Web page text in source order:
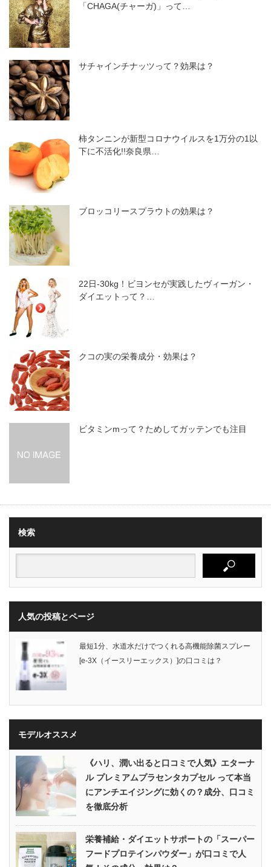
「CHAGA(チャーガ)」って…
サチャインチナッツって？効果は？
柿タンニンが新型コロナウイルスを1万分の1以
下に不活化!!奈良県…
ブロッコリースプラウトの効果は？
22日-30kg！ビヨンセが実践したヴィーガン・
ダイエットって？…
クコの実の栄養成分・効果は？
ビタミンmって？ためしてガッテンでも注目
検索
人気の投稿とページ
最短1分、水道水だけでつくれる高機能除菌スプレー
[e-3X（イースリーエックス）]の口コミは？
モデルオススメ
《ハリ、潤い出ると口コミで人気》エターナ
ル プレミアムプラセンタカプセル って本当
にアンチエイジングに効くの？成分、口コミ
を徹底分析
栄養補給・ダイエットサポートの「スーパー
フードプロテインパウダー」が口コミで人